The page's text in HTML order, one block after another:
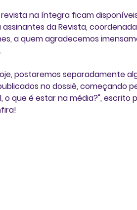
revista na íntegra ficam
assinantes da Revista,
, a quem agradecemos
postaremos separadamente
no dossiê, começando
o que é estar na média?", escrito